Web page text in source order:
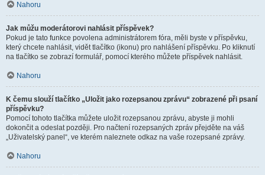
Nahoru
Jak můžu moderátorovi nahlásit příspěvek?
Pokud je tato funkce povolena administrátorem fóra, měli byste v příspěvku,
který chcete nahlásit, vidět tlačítko (ikonu) pro nahlášení příspěvku. Po kliknutí
na tlačítko se zobrazí formulář, pomocí kterého můžete příspěvek nahlásit.
Nahoru
K čemu slouží tlačítko „Uložit jako rozepsanou zprávu“ zobrazené při psaní
příspěvku?
Pomocí tohoto tlačítka můžete uložit rozepsanou zprávu, abyste ji mohli
dokončit a odeslat později. Pro načtení rozepsaných zpráv přejděte na váš
„Uživatelský panel“, ve kterém naleznete odkaz na vaše rozepsané zprávy.
Nahoru